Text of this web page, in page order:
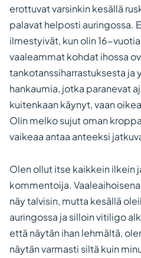
erottuvat varsinkin kesällä
palavat helposti auringossa.
ilmestyivät, kun olin 16-
vaaleammat kohdat ihossa
tankotanssiharrastuksesta ja
hankaumia, jotka paranevat
kuitenkaan käynyt, vaan
Olin melko sujut oman
vaikeaa antaa anteeksi
Olen ollut itse kaikkein ilkein
kommentoija.
näy talvisin, mutta kesällä
auringossa ja silloin vitiligo
että näytän ihan lehmältä,
näytän varmasti siltä kuin